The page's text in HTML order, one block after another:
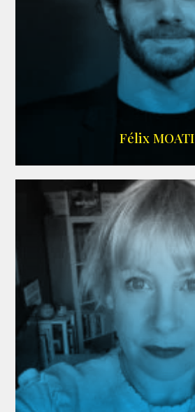
Félix MOATI